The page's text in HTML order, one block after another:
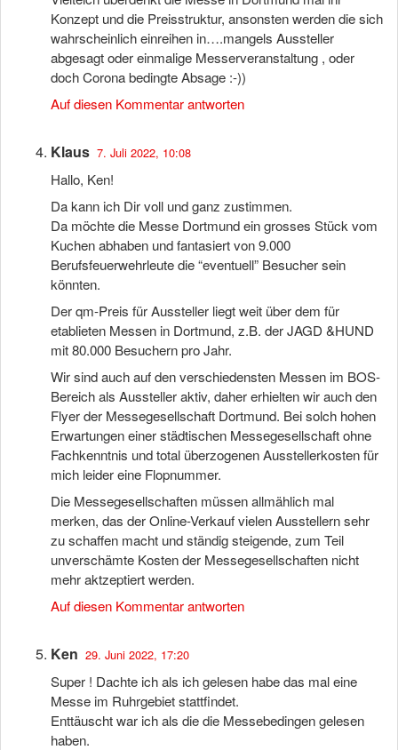
Konzept und die Preisstruktur, ansonsten werden die sich
wahrscheinlich einreihen in….mangels Aussteller
abgesagt oder einmalige Messerveranstaltung , oder
doch Corona bedingte Absage :-))
Auf diesen Kommentar antworten
Klaus 7. Juli 2022, 10:08
Hallo, Ken!
Da kann ich Dir voll und ganz zustimmen.
Da möchte die Messe Dortmund ein grosses Stück vom
Kuchen abhaben und fantasiert von 9.000
Berufsfeuerwehrleute die “eventuell” Besucher sein
könnten.
Der qm-Preis für Aussteller liegt weit über dem für
etablieten Messen in Dortmund, z.B. der JAGD &HUND
mit 80.000 Besuchern pro Jahr.
Wir sind auch auf den verschiedensten Messen im BOS-
Bereich als Aussteller aktiv, daher erhielten wir auch den
Flyer der Messegesellschaft Dortmund. Bei solch hohen
Erwartungen einer städtischen Messegesellschaft ohne
Fachkenntnis und total überzogenen Ausstellerkosten für
mich leider eine Flopnummer.
Die Messegesellschaften müssen allmählich mal
merken, das der Online-Verkauf vielen Ausstellern sehr
zu schaffen macht und ständig steigende, zum Teil
unverschämte Kosten der Messegesellschaften nicht
mehr aktzeptiert werden.
Auf diesen Kommentar antworten
Ken 29. Juni 2022, 17:20
Super ! Dachte ich als ich gelesen habe das mal eine
Messe im Ruhrgebiet stattfindet.
Enttäuscht war ich als die die Messebedingen gelesen
haben.